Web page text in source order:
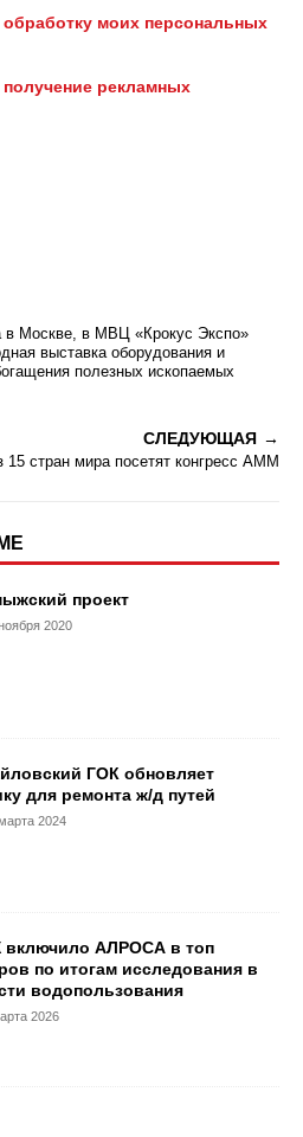
обработку моих персональных
получение рекламных
в Москве, в МВЦ «Крокус Экспо»
выставка оборудования и
полезных ископаемых
СЛЕДУЮЩАЯ
15 стран мира посетят конгресс АММ
проект
2020
ГОК обновляет
для ремонта ж/д путей
2024
включило АЛРОСА в топ
по итогам исследования в
водопользования
2026